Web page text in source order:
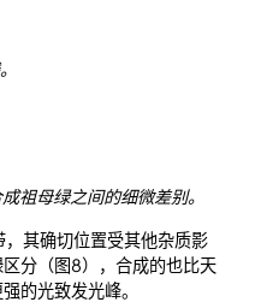
祖母绿之间的细微差别。
，其确切位置受其他杂质影
分（图8），合成的也比天
的光致发光峰。